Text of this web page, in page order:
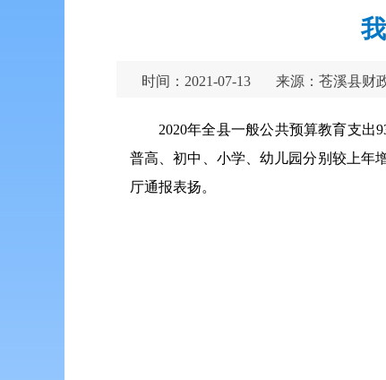
时间：2021-07-13 来源：苍溪县财
2020年全县一般公共预算教育支出
普高、初中、小学、幼儿园分别较上年
厅通报表扬。